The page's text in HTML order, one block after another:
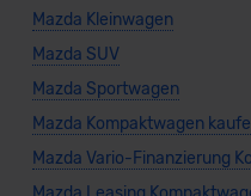
Mazda Kleinwagen
Mazda SUV
Mazda Sportwagen
Mazda Kompaktwagen
Mazda Vario-Finanzierung